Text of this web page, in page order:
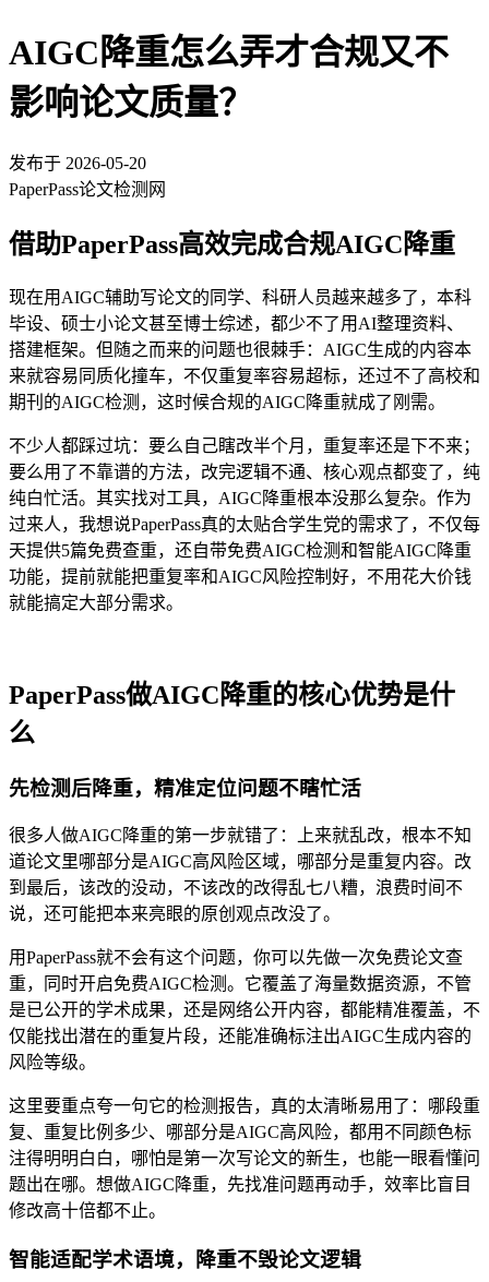
AIGC降重怎么弄才合规又不
影响论文质量？
发布于 2026-05-20
PaperPass论文检测网
借助PaperPass高效完成合规AIGC降重
现在用AIGC辅助写论文的同学、科研人员越来越多了，本科
毕设、硕士小论文甚至博士综述，都少不了用AI整理资料、
搭建框架。但随之而来的问题也很棘手：AIGC生成的内容本
来就容易同质化撞车，不仅重复率容易超标，还过不了高校和
期刊的AIGC检测，这时候合规的AIGC降重就成了刚需。
不少人都踩过坑：要么自己瞎改半个月，重复率还是下不来；
要么用了不靠谱的方法，改完逻辑不通、核心观点都变了，纯
纯白忙活。其实找对工具，AIGC降重根本没那么复杂。作为
过来人，我想说PaperPass真的太贴合学生党的需求了，不仅每
天提供5篇免费查重，还自带免费AIGC检测和智能AIGC降重
功能，提前就能把重复率和AIGC风险控制好，不用花大价钱
就能搞定大部分需求。
PaperPass做AIGC降重的核心优势是什
么
先检测后降重，精准定位问题不瞎忙活
很多人做AIGC降重的第一步就错了：上来就乱改，根本不知
道论文里哪部分是AIGC高风险区域，哪部分是重复内容。改
到最后，该改的没动，不该改的改得乱七八糟，浪费时间不
说，还可能把本来亮眼的原创观点改没了。
用PaperPass就不会有这个问题，你可以先做一次免费论文查
重，同时开启免费AIGC检测。它覆盖了海量数据资源，不管
是已公开的学术成果，还是网络公开内容，都能精准覆盖，不
仅能找出潜在的重复片段，还能准确标注出AIGC生成内容的
风险等级。
这里要重点夸一句它的检测报告，真的太清晰易用了：哪段重
复、重复比例多少、哪部分是AIGC高风险，都用不同颜色标
注得明明白白，哪怕是第一次写论文的新生，也能一眼看懂问
题出在哪。想做AIGC降重，先找准问题再动手，效率比盲目
修改高十倍都不止。
智能适配学术语境，降重不毁论文逻辑